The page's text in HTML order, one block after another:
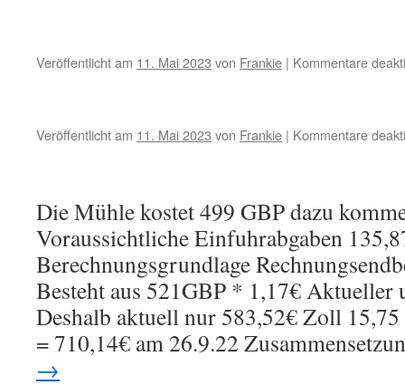
Veröffentlicht am 11. Mai 2023 von Frankie | Kommentare
Veröffentlicht am 11. Mai 2023 von Frankie | Kommentare
Die Mühle kostet 499 GBP dazu
Voraussichtliche Einfuhrabgaben
Berechnungsgrundlage
Besteht aus 521GBP * 1,17€ Aktueller
Deshalb aktuell nur 583,52€ Zoll
= 710,14€ am 26.9.22
→